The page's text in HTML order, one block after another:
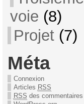
voie (8)
Projet(7)
Méta
Connexion
Articles RSS
RSS des commentaires